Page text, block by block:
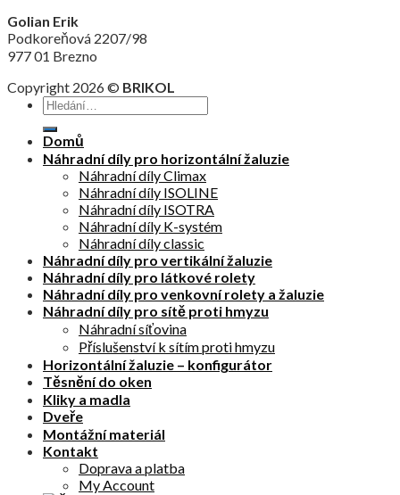
Golian Erik
Podkoreňová 2207/98
977 01 Brezno
Copyright 2026 © BRIKOL
Domů
Náhradní díly pro horizontální žaluzie
Náhradní díly Climax
Náhradní díly ISOLINE
Náhradní díly ISOTRA
Náhradní díly K-systém
Náhradní díly classic
Náhradní díly pro vertikální žaluzie
Náhradní díly pro látkové rolety
Náhradní díly pro venkovní rolety a žaluzie
Náhradní díly pro sítě proti hmyzu
Náhradní síťovina
Příslušenství k sítím proti hmyzu
Horizontální žaluzie – konfigurátor
Těsnění do oken
Kliky a madla
Dveře
Montážní materiál
Kontakt
Doprava a platba
My Account